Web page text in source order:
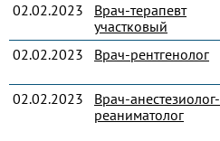
02.02.2023
Врач-терапевт
участковый
02.02.2023
Врач-рентгенолог
02.02.2023
Врач-анестезиолог-
реаниматолог